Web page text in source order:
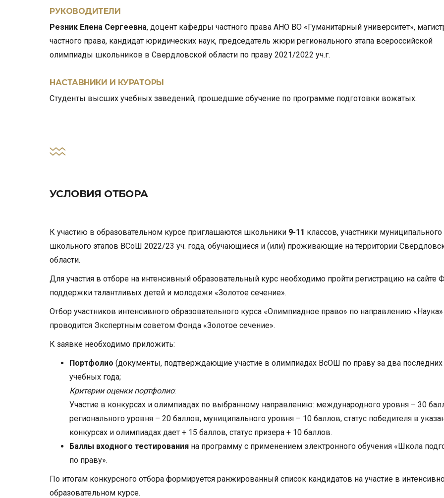
РУКОВОДИТЕЛИ
Резник Елена Сергеевна, доцент кафедры частного права АНО ВО «Гуманитарный университет»,
частного права, кандидат юридических наук, председатель жюри регионального этапа всероссийской
олимпиады школьников в Свердловской области по праву 2021/2022 уч.г.
НАСТАВНИКИ И КУРАТОРЫ
Студенты высших учебных заведений, прошедшие обучение по программе подготовки вожатых.
УСЛОВИЯ ОТБОРА
К участию в образовательном курсе приглашаются школьники 9-11 классов, участники муниципального
школьного этапов ВСоШ 2022/23 уч. года, обучающиеся и (или) проживающие на территории
области.
Для участия в отборе на интенсивный образовательный курс необходимо пройти регистрацию на сайте
поддержки талантливых детей и молодежи «Золотое сечение».
Отбор участников интенсивного образовательного курса «Олимпиадное право» по направлению «Наука»
проводится Экспертным советом Фонда «Золотое сечение».
К заявке необходимо приложить:
Портфолио (документы, подтверждающие участие в олимпиадах ВсОШ по праву за два последних
учебных года;
Критерии оценки портфолио:
Участие в конкурсах и олимпиадах по выбранному направлению: международного уровня – 30
регионального уровня – 20 баллов, муниципального уровня – 10 баллов, статус победителя в
конкурсах и олимпиадах дает + 15 баллов, статус призера + 10 баллов.
Баллы входного тестирования на программу с применением электронного обучения «Школа
по праву».
По итогам конкурсного отбора формируется ранжированный список кандидатов на участие в
образовательном курсе.